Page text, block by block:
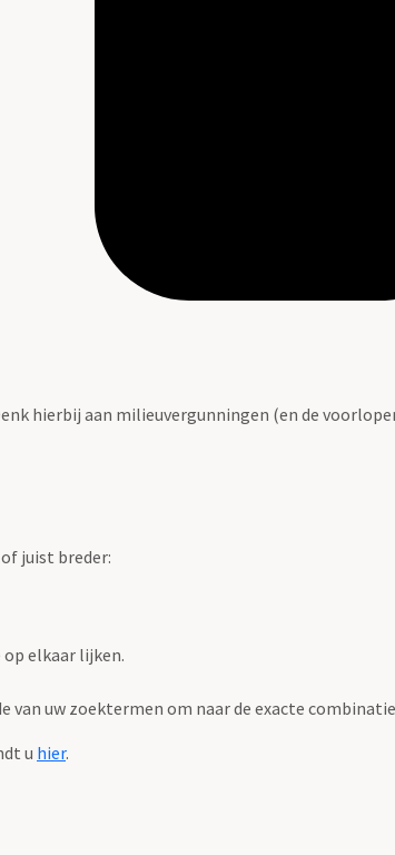
hierbij aan milieuvergunningen (en de
juist breder:
elkaar lijken.
van uw zoektermen om naar de exacte
u hier.